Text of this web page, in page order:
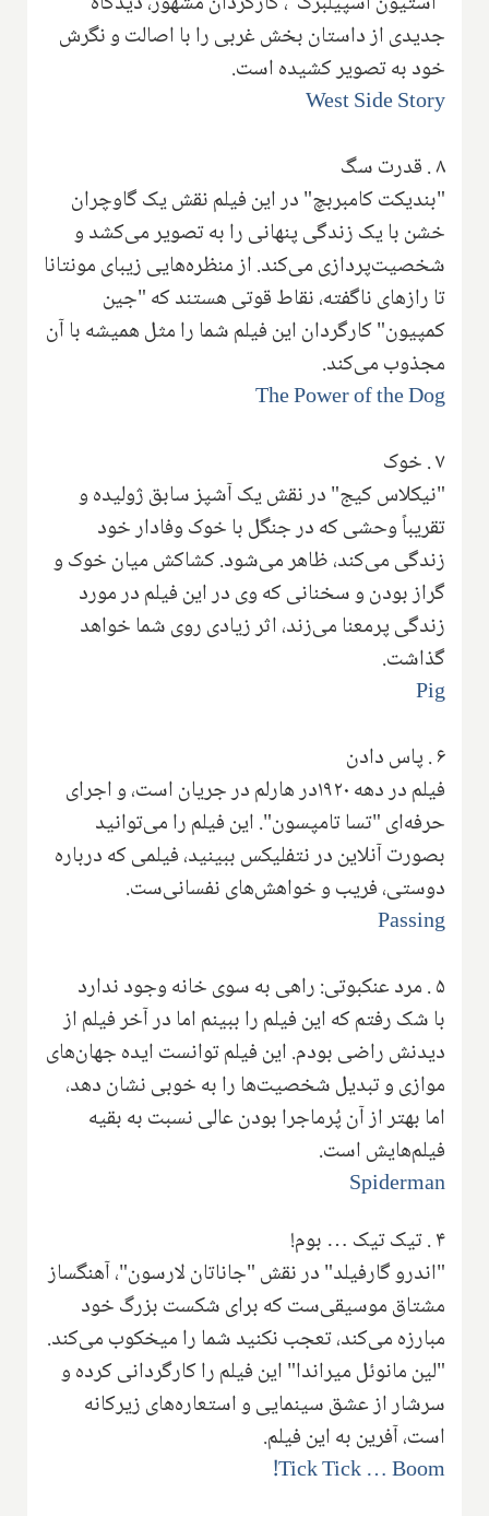
جدیدی از داستان بخش غربی را با اصالت و نگرش
خود به تصویر کشیده است.
West Side Story
۸.قدرت سگ
"بندیکت کامبربچ" در این فیلم نقش یک گاوچران
خشن با یک زندگی پنهانی را به تصویر می‌کشد و
شخصیت‌پردازی می‌کند. از منظره‌هایی زیبای مونتانا
تا رازهای ناگفته، نقاط قوتی هستند که "جین
کمپیون" کارگردان این فیلم شما را مثل همیشه با آن
مجذوب می‌کند.
The Power of the Dog
۷.خوک
"نیکلاس کیج" در نقش یک آشپز سابق ژولیده و
تقریباً وحشی که در جنگل با خوک وفادار خود
زندگی می‌کند، ظاهر می‌شود. کشاکش میان خوک و
گراز بودن و سخنانی که وی در این فیلم در مورد
زندگی پرمعنا می‌زند، اثر زیادی روی شما خواهد
گذاشت.
Pig
۶.پاس دادن
فیلم در دهه ۱۹۲۰در هارلم در جریان است، و اجرای
حرفه‌ای "تسا تامپسون". این فیلم را می‌توانید
بصورت آنلاین در نتفلیکس ببینید، فیلمی که درباره
دوستی، فریب و خواهش‌های نفسانی‌ست.
Passing
۵ . مرد عنکبوتی: راهی به سوی خانه وجود ندارد
با شک رفتم که این فیلم را ببینم اما در آخر فیلم از
دیدنش راضی بودم. این فیلم توانست ایده جهان‌های
موازی و تبدیل شخصیت‌ها را به خوبی نشان دهد،
اما بهتر از آن پُرماجرا بودن عالی نسبت به بقیه
فیلم‌هایش است.
Spiderman
۴.تیک تیک … بوم!
"اندرو گارفیلد" در نقش "جاناتان لارسون"، آهنگساز
مشتاق موسیقی‌ست که برای شکست بزرگ خود
مبارزه می‌کند، تعجب نکنید شما را میخکوب می‌کند.
"لین مانوئل میراندا" این فیلم را کارگردانی کرده و
سرشار از عشق سینمایی و استعاره‌های زیرکانه
است، آفرین به این فیلم.
Tick Tick … Boom!